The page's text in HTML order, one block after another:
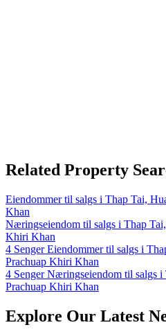
Related Property
Eiendommer til salgs i Thap Tai,
Khan
Næringseiendom til salgs i Thap
Khiri Khan
4 Senger Eiendommer til salgs i
Prachuap Khiri Khan
4 Senger Næringseiendom til salgs
Prachuap Khiri Khan
Explore Our Latest